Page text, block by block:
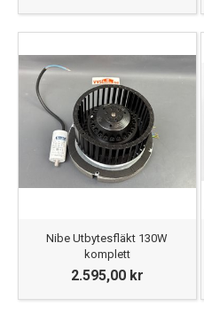
Nibe Utbytesfläkt 130W
komplett
2.595,00 kr